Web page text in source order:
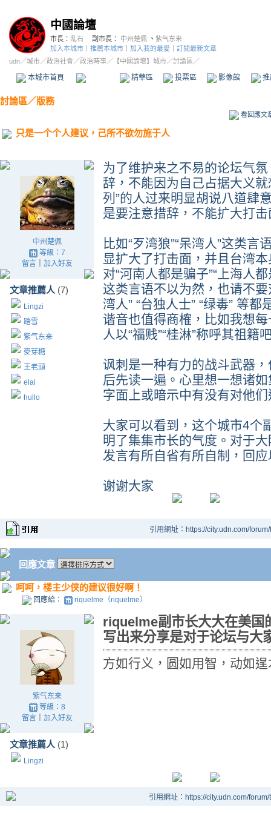
中國論壇
市長： 乱石 副市長： 中州楚佩 、 紫气东来
加入本城市
推薦本城市 加入我的最愛
訂閱最新文章
udn／城市／政治社會 ／政治時事／ 【中國論壇】城市／討論區／
本城市首頁 精華區 投票區 影像館
討論區／版務
看回應文
只是一个个人建议，己所不欲勿施于人
中州楚佩
等級：7
留言｜ 加入好友
文章推薦人 (7)
Lingzi
踏雪
紫气东来
麥芽糖
王老頭
elai
hullo
为了维护来之不易的论坛气
辞，不能因为自己占据大义
列”的人过来明显胡说八道肆
是要注意措辞，不能扩大打击
比如“歹湾狼”“呆湾人”这类
显扩大了打击面，并且台湾
对“河南人都是骗子”“上海人
这类言语不以为然，也请不
湾人” “台独人士” “绿毒” 等
谐音也值得商榷，比如我想
人以“福贱”“桂淋”称呼其祖
讽刺是一种有力的战斗武器
后先读一遍。心里想一想诸
字面上或暗示中有没有对他
大家可以看到，这个城市4个
明了集集市长的气度。对于
发言有所自省有所自制，回
谢谢大家
引用網址：https://city.udn.com/
回應文章
呵呵，楼主少侠的建议很好啊！
回應給： riquelme（riquelme）
紫气东来
等級：8
留言｜ 加入好友
文章推薦人 (1)
Lingzi
riquelme副市长大大在美国
写出来分享是对于论坛与大
方如行义，圆如用智，动如
引用網址：https://city.udn.com/